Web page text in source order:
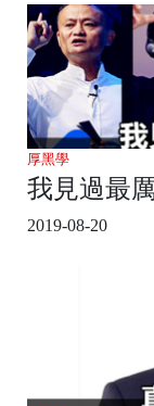
厚黑學
我見過最
2019-08-20